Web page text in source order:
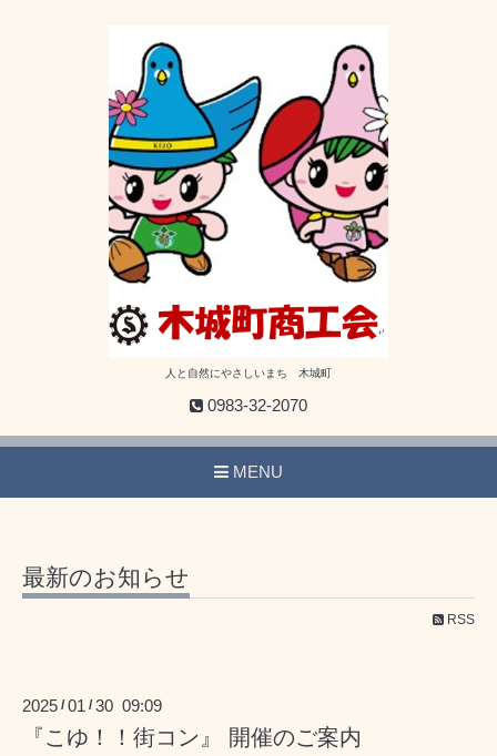
人と自然にやさしいまち 木城町
0983-32-2070
MENU
最新のお知らせ
RSS
2025 /01 /30 09:09
『こゆ！！街コン』 開催のご案内